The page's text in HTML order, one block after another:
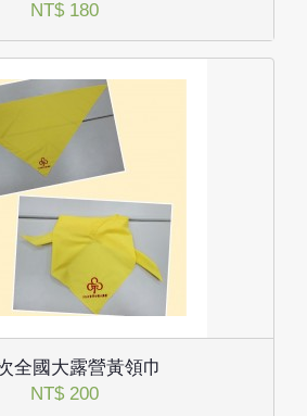
NT$ 180
全國大露營黃領巾
NT$ 200